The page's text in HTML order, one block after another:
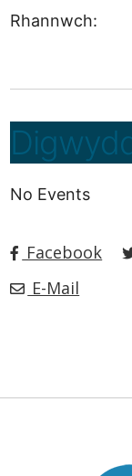
Rhannwch:
No Events
Facebook
E-Mail